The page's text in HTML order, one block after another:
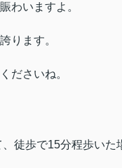
わいますよ。
ります。
ださいね。
徒歩で15分程歩いた